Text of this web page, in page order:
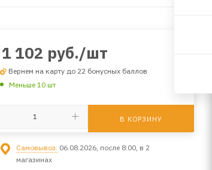
1 102 руб./шт
Вернем на карту до 22 бонусных баллов
Меньше 10 шт
В КОРЗИНУ
Самовывоз: 06.08.2026, после 8:00, в 2
магазинах